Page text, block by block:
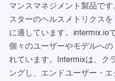
マンスマネジメント製品で
スターのヘルスメトリクス
に適しています。intermix.io
個々のユーザーやモデルへ
れています。Intermixは、ク
ングし、エンドユーザー・